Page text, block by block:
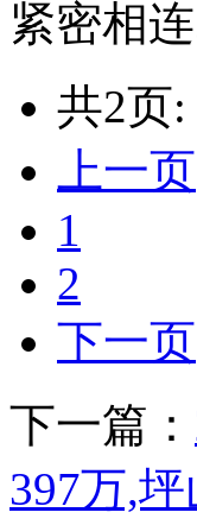
紧密相
共2页:
上一页
1
2
下一页
下一篇：
397万,